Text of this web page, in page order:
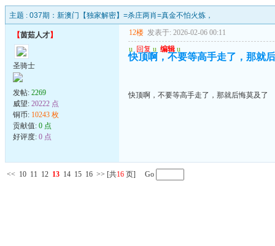
主题 : 037期：新澳门【独家解密】=杀庄两肖=真金不怕火炼，
【茵茹人才】
圣骑士
发帖: 2269
威望: 20222 点
铜币: 10243 枚
贡献值: 0 点
好评度: 0 点
12楼 发表于: 2026-02-06 00:11
u 回复 u 编辑 u
快顶啊，不要等高手走了，那就
快顶啊，不要等高手走了，那就后悔莫及了
<< 10 11 12 13 14 15 16 >> [共16 页] Go